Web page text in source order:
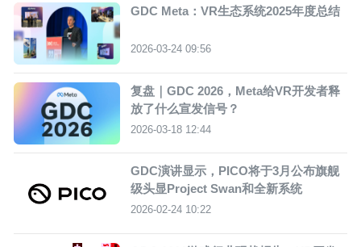
GDC Meta：VR生态系统2025年度总结
2026-03-24 09:56
复盘｜GDC 2026，Meta给VR开发者释
放了什么宣发信号？
2026-03-18 12:44
GDC演讲显示，PICO将于3月公布旗舰
级头显Project Swan和全新系统
2026-02-24 10:22